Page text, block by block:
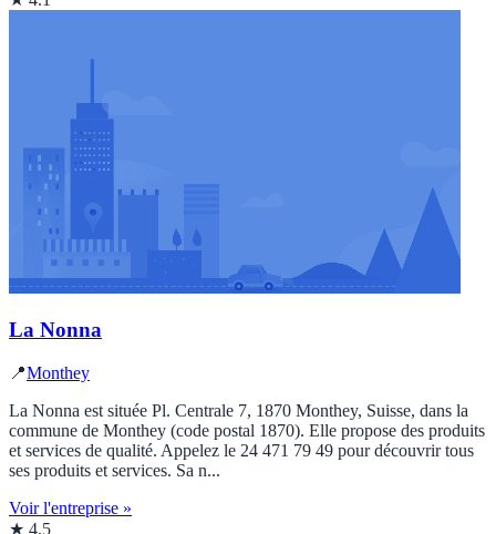
La Nonna
📍Monthey
La Nonna est située Pl. Centrale 7, 1870 Monthey, Suisse, dans la
commune de Monthey (code postal 1870). Elle propose des produits
et services de qualité. Appelez le 24 471 79 49 pour découvrir tous
ses produits et services. Sa n...
Voir l'entreprise »
★ 4.5